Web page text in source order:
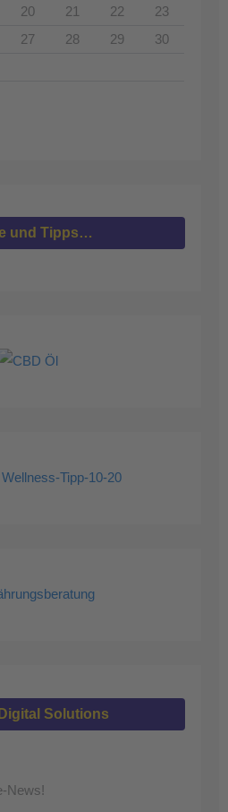
20 21 22
23
27 28 29
30
und Tipps…
Solutions
News!